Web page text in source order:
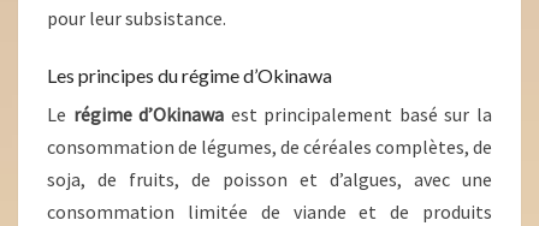
pour leur subsistance.
Les principes du régime d’Okinawa
Le régime d’Okinawa est principalement basé sur la
consommation de légumes, de céréales complètes, de
soja, de fruits, de poisson et d’algues, avec une
consommation limitée de viande et de produits